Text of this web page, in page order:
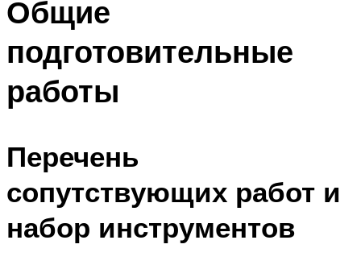
Общие
подготовительные
работы
Перечень
сопутствующих работ и
набор инструментов